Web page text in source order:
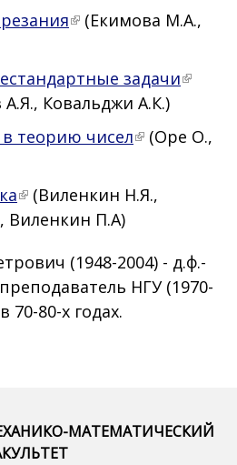
(Екимова М.А.,
задачи
А.Я., Ковальджи А.К.)
теорию чисел
(Оре О.,
(Виленкин Н.Я.,
Виленкин П.А)
(1948-2004) - д.ф.-
НГУ (1970-
70-80-х годах.
МАТЕМАТИЧЕСКИЙ